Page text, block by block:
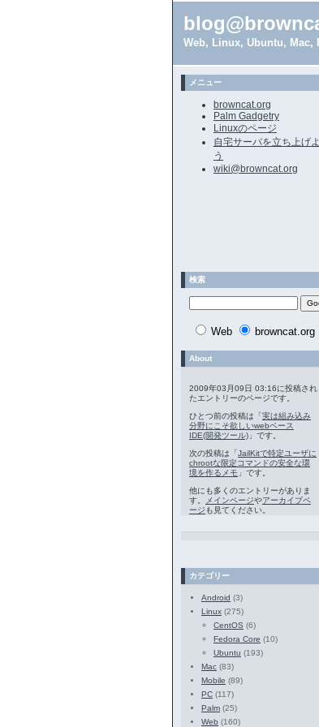
Web, Linux, Ubuntu, Mac,
メニュー
browncat.org
Palm Gadgetry
Linuxのページ
自宅サーバを立ち上げよ
う
wiki@browncat.org
検索
Web browncat.org
About
2009年03月09日 03:16に投稿され
たエントリーのページです。
ひとつ前の投稿は「実は組み込み
分野にこそ欲しいwebベース
IDE(開発ツール) 」です。
次の投稿は「JailKitで特定ユーザに
chrootな限定コマンドの安全な環
境を作るメモ 」です。
他にも多くのエントリーがありま
す。
メインページやアーカイブペ
ージ も見てください。
カテゴリー
Android (3)
Linux (275)
CentOS (6)
Fedora Core (10)
Ubuntu (193)
Mac (83)
Mobile (89)
PC (117)
Palm (25)
Web (160)